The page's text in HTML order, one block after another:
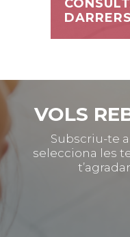
VOLS
Subscriu-te
selecciona les